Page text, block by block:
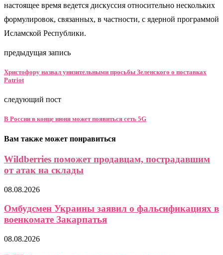
настоящее время ведется дискуссия относительно нескольких
формулировок, связанных, в частности, с ядерной программой
Исламской Республики.
предыдущая запись
Христофору назвал унизительными просьбы Зеленского о поставках
Patriot
следующий пост
В России в конце июня может появиться сеть 5G
Вам также может понравиться
Wildberries поможет продавцам, пострадавшим
от атак на склады
08.08.2026
Омбудсмен Украины заявил о фальсификациях в
военкомате Закарпатья
08.08.2026